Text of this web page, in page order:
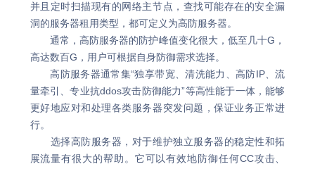
并且定时扫描现有的网络主节点，查找可能存在的安全漏
洞的服务器租用类型，都可定义为高防服务器。
通常，高防服务器的防护峰值变化很大，低至几十G，
高达数百G，用户可根据自身防御需求选择。
高防服务器通常集“独享带宽、清洗能力、高防IP、流
量牵引、专业抗ddos攻击防御能力”等高性能于一体，能够
更好地应对和处理各类服务器突发问题，保证业务正常进
行。
选择高防服务器，对于维护独立服务器的稳定性和拓
展流量有很大的帮助。它可以有效地防御任何CC攻击、